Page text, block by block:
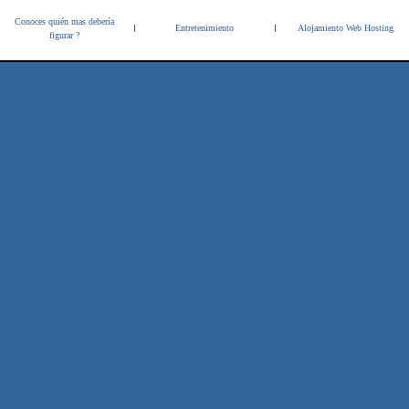
Conoces quién mas debería
figurar ?
Entretenimiento Alojamiento Web Hosting